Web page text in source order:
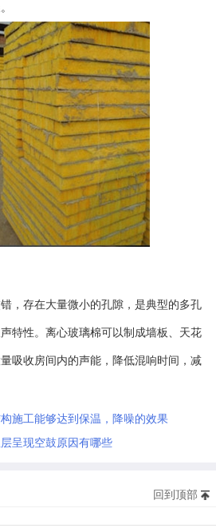
，存在大量微小的孔隙，是典型的多孔
特性。离心玻璃棉可以制成墙板、天花
吸收房间内的声能，降低混响时间，减
施工能够达到保温，降噪的效果
呈现空鼓原因有哪些
回到顶部